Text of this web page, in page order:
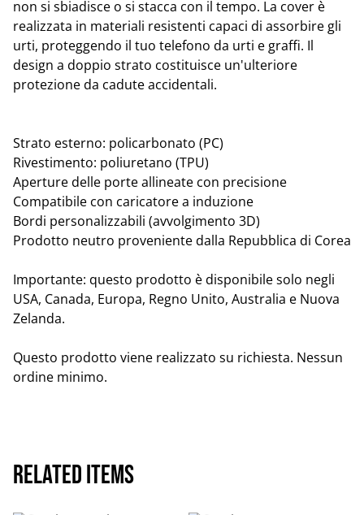
non si sbiadisce o si stacca con il tempo. La cover è
realizzata in materiali resistenti capaci di assorbire gli
urti, proteggendo il tuo telefono da urti e graffi. Il
design a doppio strato costituisce un'ulteriore
protezione da cadute accidentali.
Strato esterno: policarbonato (PC)
Rivestimento: poliuretano (TPU)
Aperture delle porte allineate con precisione
Compatibile con caricatore a induzione
Bordi personalizzabili (avvolgimento 3D)
Prodotto neutro proveniente dalla Repubblica di Corea
Importante: questo prodotto è disponibile solo negli
USA, Canada, Europa, Regno Unito, Australia e Nuova
Zelanda.
Questo prodotto viene realizzato su richiesta. Nessun
ordine minimo.
Related items